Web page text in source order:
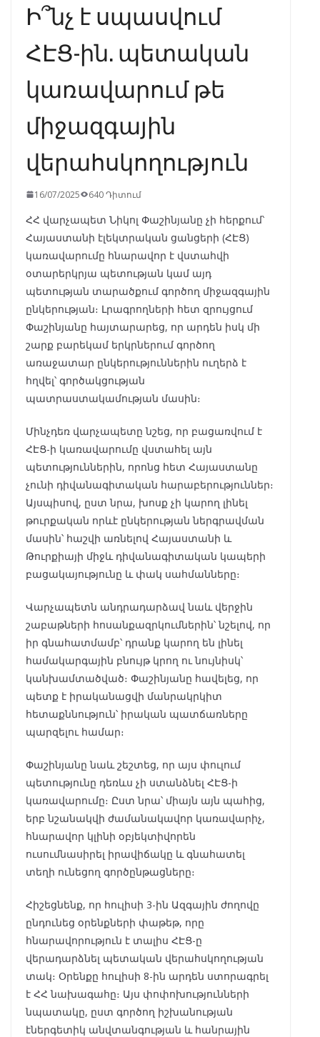
Ի՞նչ է սպասվում
ՀԷՑ-ին. պետական
կառավարում թե
միջազգային
վերահսկողություն
16/07/2025 640 Դիտում
ՀՀ վարչապետ Նիկոլ Փաշինյանը չի հերքում՝
Հայաստանի էլեկտրական ցանցերի (ՀԷՑ)
կառավարումը հնարավոր է վստահվի
օտարերկրյա պետության կամ այդ
պետության տարածքում գործող միջազգային
ընկերության։ Լրագրողների հետ զրույցում
Փաշինյանը հայտարարեց, որ արդեն իսկ մի
շարք բարեկամ երկրներում գործող
առաջատար ընկերություններին ուղերձ է
հղվել՝ գործակցության
պատրաստակամության մասին։
Մինչդեռ վարչապետը նշեց, որ բացառվում է
ՀԷՑ-ի կառավարումը վստահել այն
պետություններին, որոնց հետ Հայաստանը
չունի դիվանագիտական հարաբերություններ։
Այսպիսով, ըստ նրա, խոսք չի կարող լինել
թուրքական որևէ ընկերության ներգրավման
մասին՝ հաշվի առնելով Հայաստանի և
Թուրքիայի միջև դիվանագիտական կապերի
բացակայությունը և փակ սահմանները։
Վարչապետն անդրադարձավ նաև վերջին
շաբաթների հոսանքազրկումներին՝ նշելով, որ
իր գնահատմամբ՝ դրանք կարող են լինել
համակարգային բնույթ կրող ու նույնիսկ՝
կանխամտածված։ Փաշինյանը հավելեց, որ
պետք է իրականացվի մանրակրկիտ
հետաքննություն՝ իրական պատճառները
պարզելու համար։
Փաշինյանը նաև շեշտեց, որ այս փուլում
պետությունը դեռևս չի ստանձնել ՀԷՑ-ի
կառավարումը։ Ըստ նրա՝ միայն այն պահից,
երբ նշանակվի ժամանակավոր կառավարիչ,
հնարավոր կլինի օբյեկտիվորեն
ուսումնասիրել իրավիճակը և գնահատել
տեղի ունեցող գործընթացները։
Հիշեցնենք, որ հուլիսի 3-ին Ազգային ժողովը
ընդունեց օրենքների փաթեթ, որը
հնարավորություն է տալիս ՀԷՑ-ը
վերադարձնել պետական վերահսկողության
տակ։ Օրենքը հուլիսի 8-ին արդեն ստորագրել
է ՀՀ նախագահը։ Այս փոփոխությունների
նպատակը, ըստ գործող իշխանության
էներգետիկ անվտանգության և հանրային